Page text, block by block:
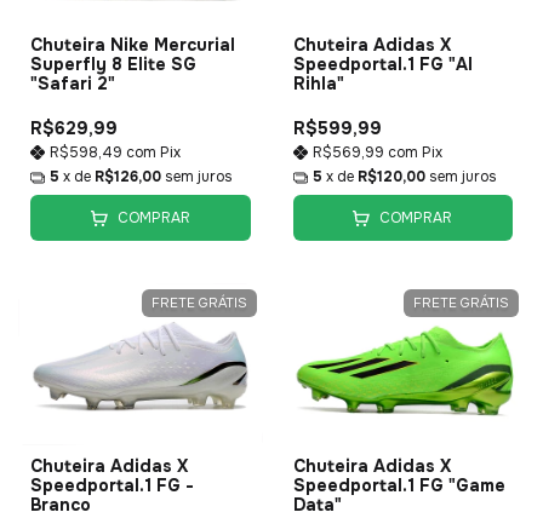
Chuteira Nike Mercurial
Superfly 8 Elite SG
"Safari 2"
R$629,99
R$598,49 com Pix
5 x de R$126,00 sem juros
COMPRAR
Chuteira Adidas X
Speedportal.1 FG "Al
Rihla"
R$599,99
R$569,99 com Pix
5 x de R$120,00 sem juros
COMPRAR
FRETE GRÁTIS
Chuteira Adidas X
Speedportal.1 FG -
Branco
FRETE GRÁTIS
Chuteira Adidas X
Speedportal.1 FG "Game
Data"